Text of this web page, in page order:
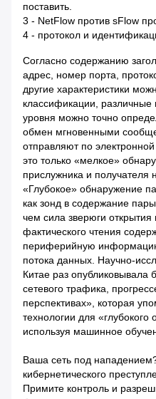
поставить.
3 - NetFlow против sFlow
4 - протокол и
Согласно содержанию
адрес, номер порта,
другие характеристики
классификации, различные
уровня можно точно
обмен мгновенными
отправляют по
это только «мелкое»
прислужника и получателя
«Глубокое» обнаружение
как зонд в содержание
чем сила зверюги открытия
фактического чтения
периферийную
потока данных. Научно-
Китае раз опубликовывала
сетевого трафика,
перспективах», которая
технологии для «глубокого
используя машинное
Ваша сеть под
кибернетического
Примите контроль и